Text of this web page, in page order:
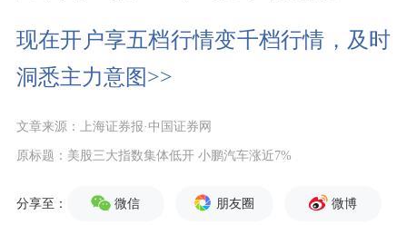
现在开户享五档行情变千档行情，及时
洞悉主力意图>>
文章来源：上海证券报·中国证券网
原标题：美股三大指数集体低开 小鹏汽车涨近7%
分享至： 微信 朋友圈 微博